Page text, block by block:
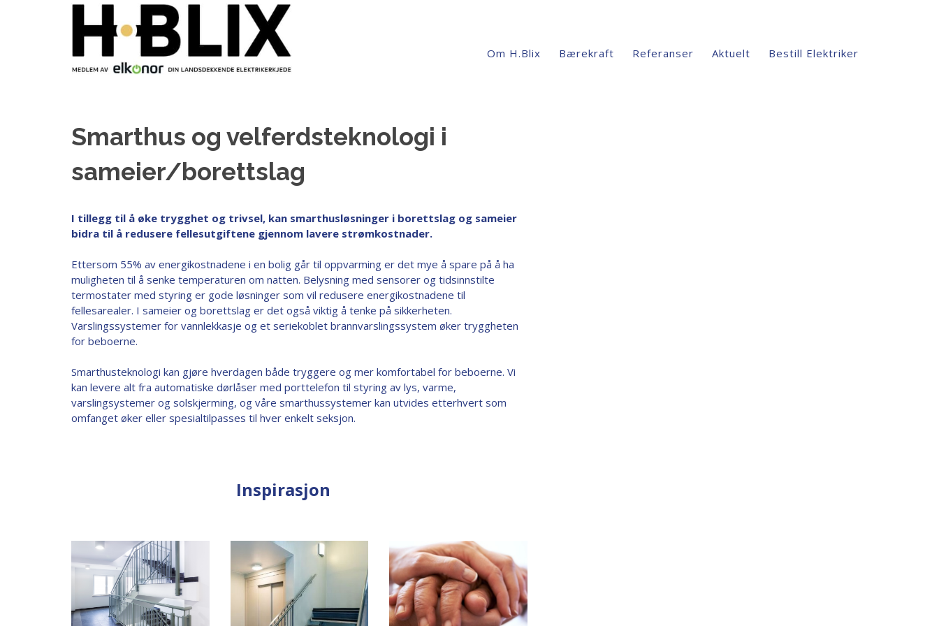
Om H.Blix Bærekraft Referanser Aktuelt Bestill Elektriker
Smarthus og velferdsteknologi i
sameier/borettslag
I tillegg til å øke trygghet og trivsel, kan smarthusløsninger i borettslag og sameier
bidra til å redusere fellesutgiftene gjennom lavere strømkostnader.
Ettersom 55% av energikostnadene i en bolig går til oppvarming er det mye å spare på å ha
muligheten til å senke temperaturen om natten. Belysning med sensorer og tidsinnstilte
termostater med styring er gode løsninger som vil redusere energikostnadene til
fellesarealer. I sameier og borettslag er det også viktig å tenke på sikkerheten.
Varslingssystemer for vannlekkasje og et seriekoblet brannvarslingssystem øker tryggheten
for beboerne.
Smarthusteknologi kan gjøre hverdagen både tryggere og mer komfortabel for beboerne. Vi
kan levere alt fra automatiske dørlåser med porttelefon til styring av lys, varme,
varslingsystemer og solskjerming, og våre smarthussystemer kan utvides etterhvert som
omfanget øker eller spesialtilpasses til hver enkelt seksjon.
Inspirasjon